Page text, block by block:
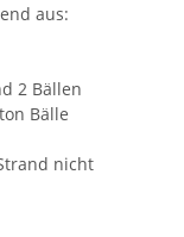
aus:
2 Bällen
Bälle
nicht